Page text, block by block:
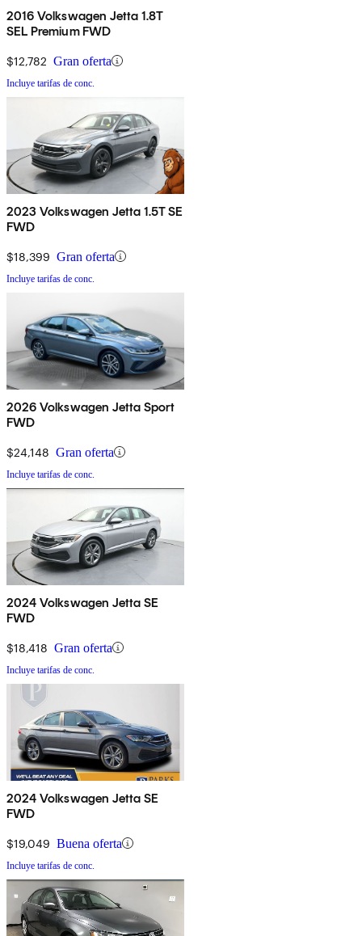
2016 Volkswagen Jetta 1.8T
SEL Premium FWD
$12,782 Gran oferta
Incluye tarifas de conc.
2023 Volkswagen Jetta 1.5T SE
FWD
$18,399 Gran oferta
Incluye tarifas de conc.
2026 Volkswagen Jetta Sport
FWD
$24,148 Gran oferta
Incluye tarifas de conc.
2024 Volkswagen Jetta SE
FWD
$18,418 Gran oferta
Incluye tarifas de conc.
2024 Volkswagen Jetta SE
FWD
$19,049 Buena oferta
Incluye tarifas de conc.